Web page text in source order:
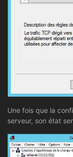
Une fois que la
serveur, son état